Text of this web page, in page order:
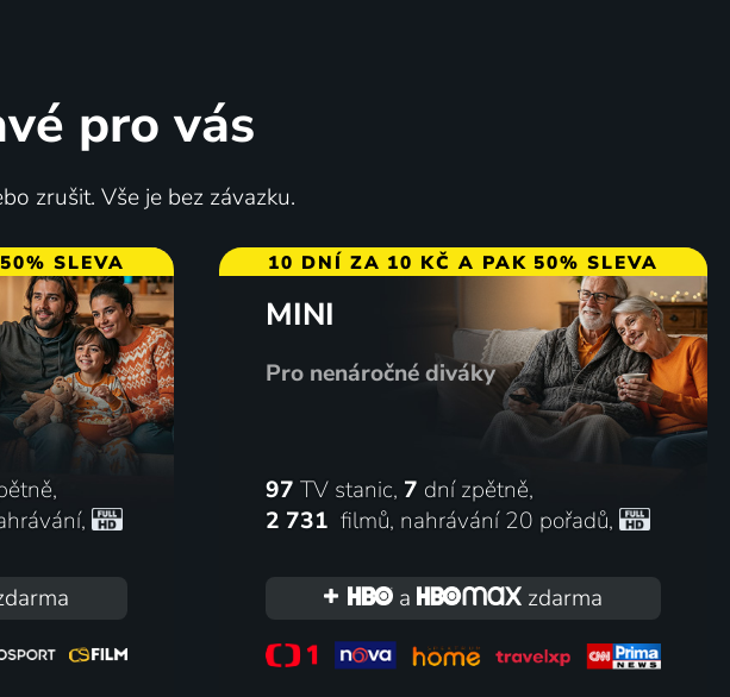
pro vás
zrušit. Vše je bez závazku.
SLEVA
,
10 DNÍ ZA 10 KČ A PAK 50% SLEVA
MINI
Pro nenáročné diváky
97 TV stanic, 7 dní zpětně,
2 731 filmů, nahrávání 20 pořadů,
a zdarma